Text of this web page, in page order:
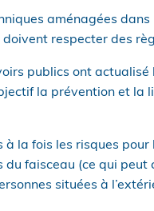
aménagées
respecter des
publics ont
la prévention et la
la fois les risques pour
faisceau (ce qui
situées à